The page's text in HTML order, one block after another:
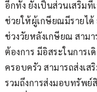
อีกทั้ง ยังเป็นส่วนเสริม
ช่วยให้ผู้เกษียณมีรายได้
ช่วงวัยหลังเกษียณ สาม
ต้องการ มีอิสระในการเ
ครอบครัว สามารถส่งเ
รวมถึงการส่งมอบทรัพ